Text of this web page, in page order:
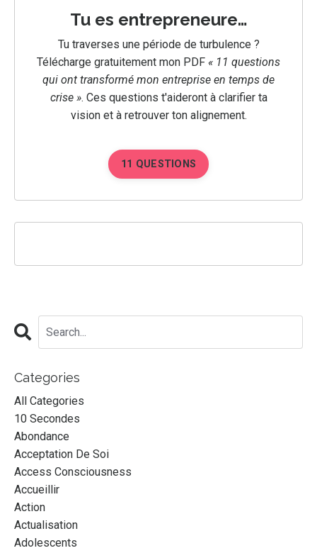
Tu es entrepreneure…
Tu traverses une période de turbulence ?
Télécharge gratuitement mon PDF « 11 questions
qui ont transformé mon entreprise en temps de
crise ». Ces questions t'aideront à clarifier ta
vision et à retrouver ton alignement.
11 QUESTIONS
Categories
All Categories
10 Secondes
Abondance
Acceptation De Soi
Access Consciousness
Accueillir
Action
Actualisation
Adolescents